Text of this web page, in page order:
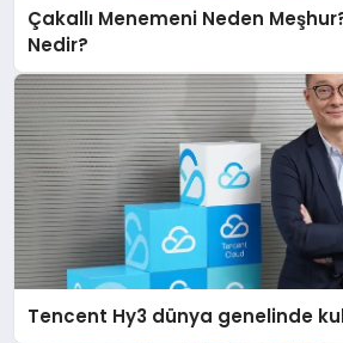
Çakallı Menemeni Neden
Nedir?
Tencent Hy3 dünya genelinde